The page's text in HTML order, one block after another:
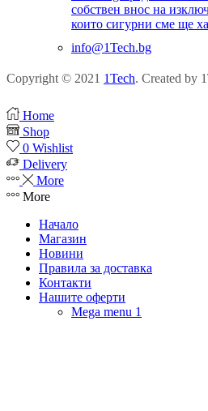
собствен внос на
които сигурни сме ще
info@1Tech.bg
Copyright © 2021 1Tech. Created by
Home
Shop
0 Wishlist
Delivery
More
More
Начало
Магазин
Новини
Правила за доставка
Контакти
Нашите оферти
Mega menu 1